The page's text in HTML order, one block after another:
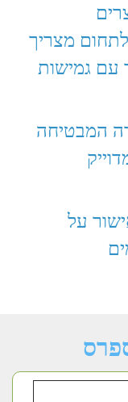
מצריך
עם גמישות
המבטיחה
על